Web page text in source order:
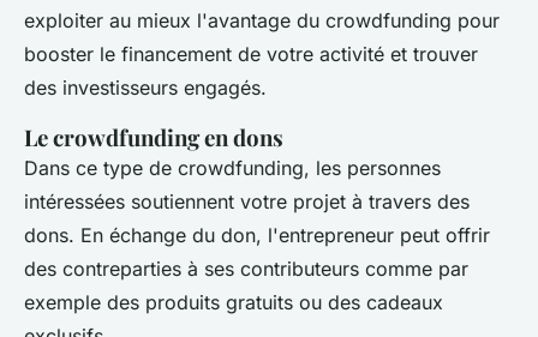
exploiter au mieux l'avantage du crowdfunding pour
booster le financement de votre activité et trouver
des investisseurs engagés.
Le crowdfunding en dons
Dans ce type de crowdfunding, les personnes
intéressées soutiennent votre projet à travers des
dons. En échange du don, l'entrepreneur peut offrir
des contreparties à ses contributeurs comme par
exemple des produits gratuits ou des cadeaux